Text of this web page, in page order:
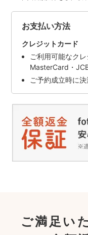
お支払い方法
クレジットカード
ご利用可能なク
MasterCard・
ご予約成立時に決
ご満足い